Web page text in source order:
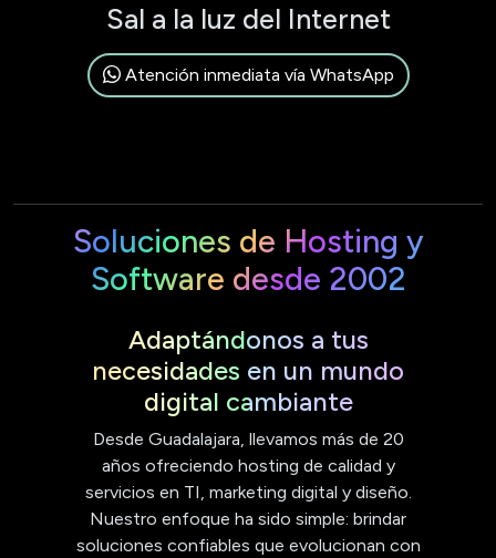
Sal a la luz del Internet
Atención inmediata vía WhatsApp
Soluciones de Hosting y
Software desde 2002
Adaptándonos a tus
necesidades en un mundo
digital cambiante
Desde Guadalajara, llevamos más de 20
años ofreciendo hosting de calidad y
servicios en TI, marketing digital y diseño.
Nuestro enfoque ha sido simple: brindar
soluciones confiables que evolucionan con